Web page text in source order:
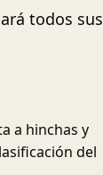
todos sus
a hinchas y
del